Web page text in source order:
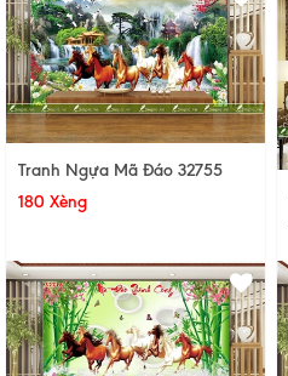
Tranh Ngựa Mã Đáo 32755
180 Xèng